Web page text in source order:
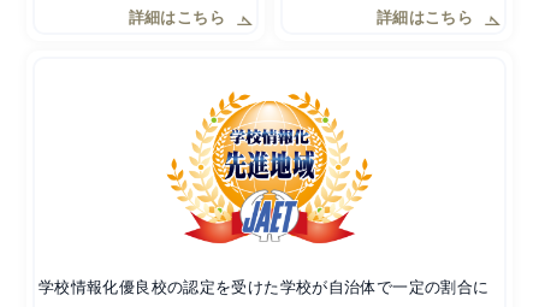
詳細はこちら 詳細はこちら
学校情報化優良校の認定を受けた学校が自治体で一定の割合に